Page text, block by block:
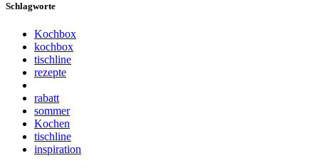
Schlagworte
Kochbox
kochbox
tischline
rezepte
rabatt
sommer
Kochen
tischline
inspiration